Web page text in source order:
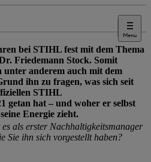
Menu
bei STIHL fest mit dem Thema
Friedemann Stock. Somit
unter anderem auch mit dem
ihn zu fragen, was sich seit
STIHL
getan hat – und woher er selbst
Energie zieht.
als erster Nachhaltigkeitsmanager
Sie ihn sich vorgestellt haben?